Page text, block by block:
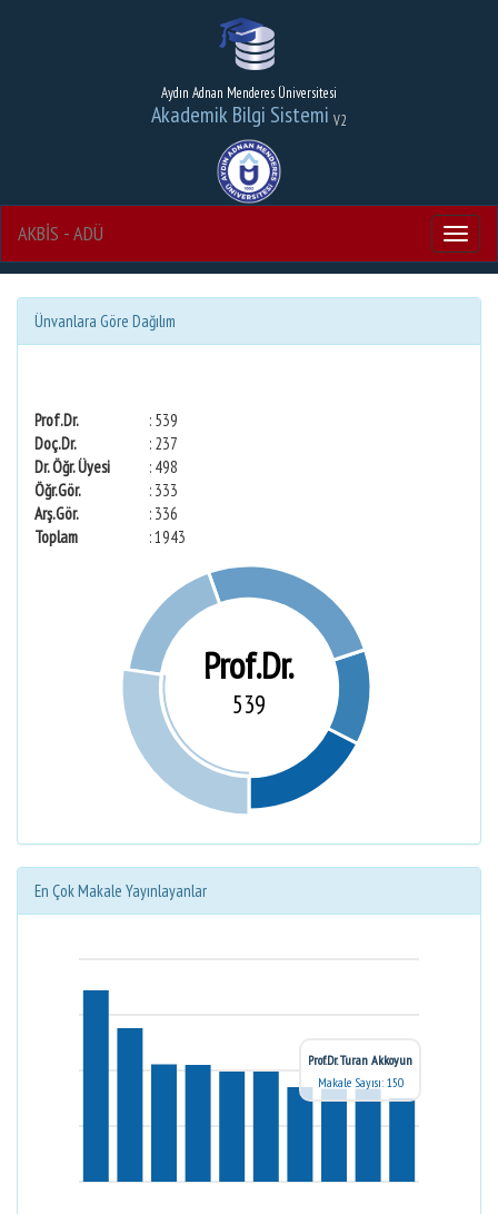
Aydın Adnan Menderes Üniversitesi
Akademik Bilgi Sistemi V2
Menu
AKBİS - ADÜ
Ünvanlara Göre Dağılım
Prof.Dr.
: 539
Doç.Dr.
: 237
Dr. Öğr. Üyesi
: 498
Öğr.Gör.
: 333
Arş.Gör.
: 336
Toplam
: 1943
Prof.Dr.
539
En Çok Makale Yayınlayanlar
Prof.Dr. Turan Akkoyun
Makale Sayısı: 150